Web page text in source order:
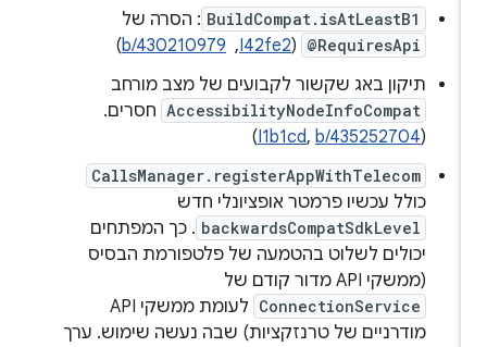
BuildCompat.isAtLeastB1 : הסרה של
@RequiresApi
(
I42fe2
, ‏
b/430210979
)
תיקון באג שקשור לקבועים של מצב מורחב
AccessibilityNodeInfoCompat חסרים.
I1b1cd,b/435252704
)
CallsManager.registerAppWithTelecom
כולל עכשיו פרמטר אופציונלי חדש
backwardsCompatSdkLevel . כך המפתחים
יכולים לשלוט בהטמעה של פלטפורמת הבסיס
(ממשקי API מדור קודם של
ConnectionService
לעומת ממשקי API
מודרניים של טרנזקציות) שבה נעשה שימוש. ערך